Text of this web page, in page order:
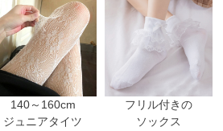
140～160cm
ジュニアタイツ
フリル付きの
ソックス